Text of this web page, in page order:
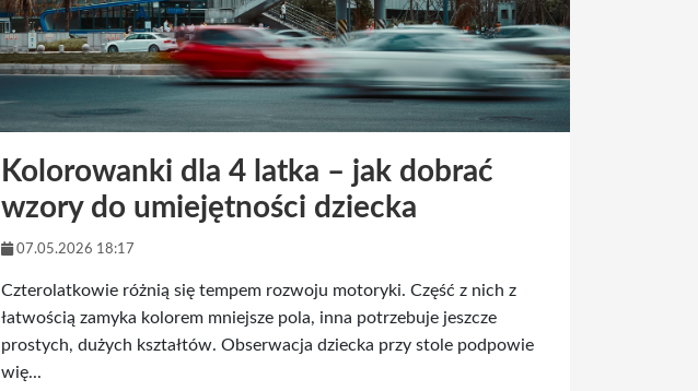
Kolorowanki dla 4 latka – jak dobrać
wzory do umiejętności dziecka
07.05.2026 18:17
Czterolatkowie różnią się tempem rozwoju motoryki. Część z nich z
łatwością zamyka kolorem mniejsze pola, inna potrzebuje jeszcze
prostych, dużych kształtów. Obserwacja dziecka przy stole podpowie
wię...